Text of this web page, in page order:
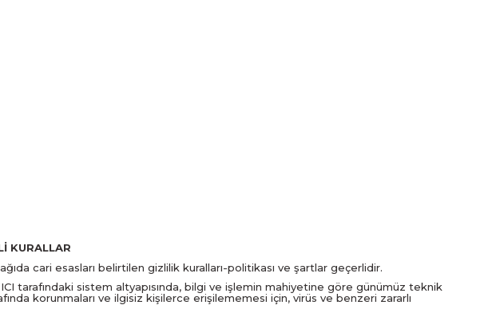
KURALLAR
cari esasları belirtilen gizlilik kuralları-politikası ve şartlar geçerlidir.
tarafındaki sistem altyapısında, bilgi ve işlemin mahiyetine göre günümüz teknik
korunmaları ve ilgisiz kişilerce erişilememesi için, virüs ve benzeri zararlı